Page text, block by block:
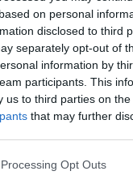
on personal
disclosed to third
separately opt-out of
information by
participants. This
us to third parties on the
that may further
website/app uses one or
Opt Outs
ÁRNYALATA ÉS